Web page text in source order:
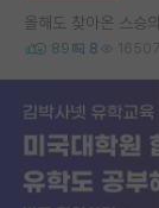
올해도 찾아온 스승
89 8 16507